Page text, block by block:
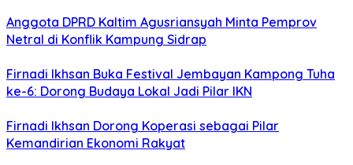
Anggota DPRD Kaltim Agusriansyah Minta Pemprov
Netral di Konflik Kampung Sidrap
Firnadi Ikhsan Buka Festival Jembayan Kampong Tuha
ke-6: Dorong Budaya Lokal Jadi Pilar IKN
Firnadi Ikhsan Dorong Koperasi sebagai Pilar
Kemandirian Ekonomi Rakyat